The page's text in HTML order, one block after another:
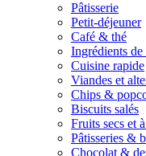
Pâtisserie
Petit-déjeuner
Café & thé
Ingrédients de
Cuisine rapide
Viandes et
Chips &
Biscuits salés
Fruits secs et
Pâtisseries &
Chocolat &